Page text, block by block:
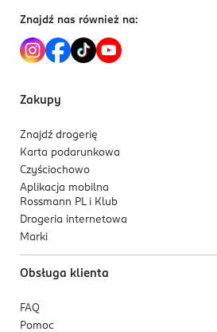
Wegańska formuła.
Dla skóry suchej, tłustej i mieszanej.
Znajdź nas również na:
Zakupy
Znajdź drogerię
Karta podarunkowa
Czyściochowo
Aplikacja mobilna
Rossmann PL i Klub
Drogeria internetowa
Marki
Obsługa klienta
FAQ
Pomoc